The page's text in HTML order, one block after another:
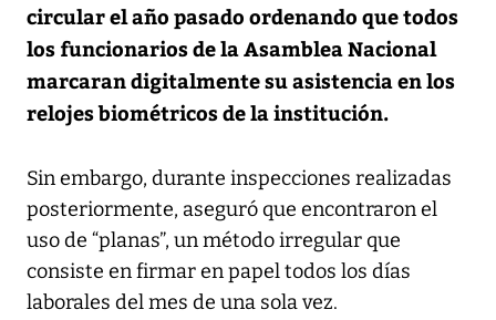
circular el año pasado ordenando que todos
los funcionarios de la Asamblea Nacional
marcaran digitalmente su asistencia en los
relojes biométricos de la institución.
Sin embargo, durante inspecciones realizadas
posteriormente, aseguró que encontraron el
uso de “planas”, un método irregular que
consiste en firmar en papel todos los días
laborales del mes de una sola vez.